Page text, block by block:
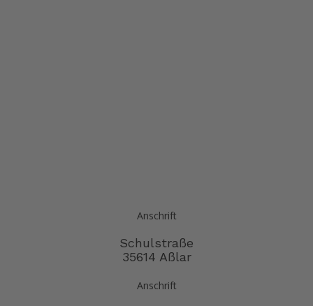
Anschrift
Schulstraße
35614 Aßlar
Anschrift